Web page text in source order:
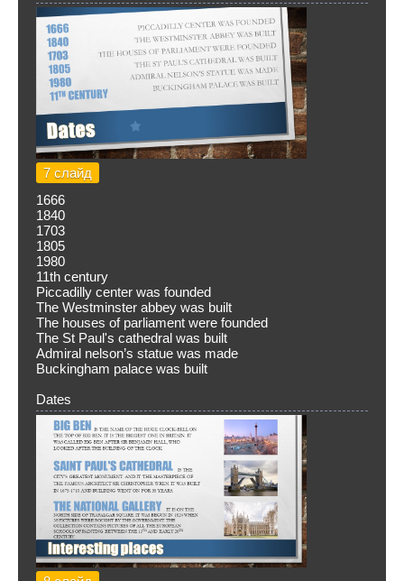
7 слайд
1666
1840
1703
1805
1980
11th century
Piccadilly center was founded
The Westminster abbey was built
The houses of parliament were founded
The St Paul's cathedral was built
Admiral nelson’s statue was made
Buckingham palace was built
Dates